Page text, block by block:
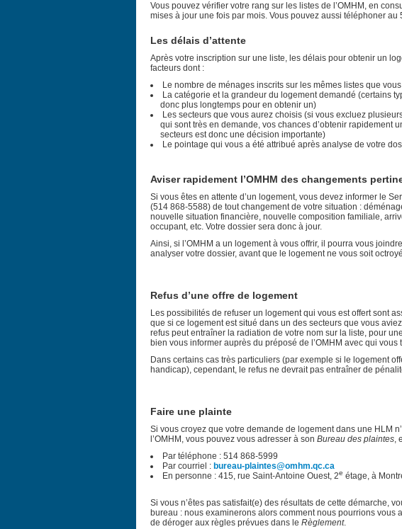
Vous pouvez vérifier votre rang sur les listes de l’OMHM, en
mises à jour une fois par mois. Vous pouvez aussi téléphoner au
Les délais d’attente
Après votre inscription sur une liste, les délais pour obtenir un
facteurs dont :
Le nombre de ménages inscrits sur les mêmes listes que vous
La catégorie et la grandeur du logement demandé (certains
donc plus longtemps pour en obtenir un)
Les secteurs que vous aurez choisis (si vous excluez
qui sont très en demande, vos chances d’obtenir rapidement
secteurs est donc une décision importante)
Le pointage qui vous a été attribué après analyse de votre
Aviser rapidement l’OMHM des changements
Si vous êtes en attente d’un logement, vous devez informer le
(514 868-5588) de tout changement de votre situation :
nouvelle situation financière, nouvelle composition familiale,
occupant, etc. Votre dossier sera donc à jour.
Ainsi, si l’OMHM a un logement à vous offrir, il pourra vous
analyser votre dossier, avant que le logement ne vous soit
Refus d’une offre de logement
Les possibilités de refuser un logement qui vous est offert sont
que si ce logement est situé dans un des secteurs que vous
refus peut entraîner la radiation de votre nom sur la liste, pour
bien vous informer auprès du préposé de l’OMHM avec qui vous
Dans certains cas très particuliers (par exemple si le logement
handicap), cependant, le refus ne devrait pas entraîner de
Faire une plainte
Si vous croyez que votre demande de logement dans une HLM
l’OMHM, vous pouvez vous adresser à son Bureau des plaintes,
Par téléphone : 514 868-5999
Par courriel : bureau-plaintes@omhm.qc.ca
En personne : 415, rue Saint-Antoine Ouest, 2e étage, à
Si vous n’êtes pas satisfait(e) des résultats de cette démarche,
bureau : nous examinerons alors comment nous pourrions vous
de déroger aux règles prévues dans le Règlement.